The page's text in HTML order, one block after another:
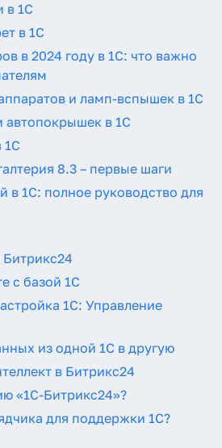
в 1С
в 1С
в 2024 году в 1С: что важно
и ламп-вспышек в 1С
в 1С
1С
8.3 – первые шаги
в 1С: полное руководство для
с базой 1С
1С: Управление
из одной 1С в другую
в Битрикс24
«1С-Битрикс24»?
для поддержки 1С?